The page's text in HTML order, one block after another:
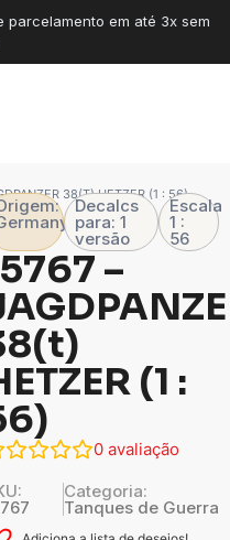
parcelamento em até 3x sem
38(T) HETZER (1 : 56)
Decalcs
para: 1
versão
Escala
1 :
56
–
(1 :
0 avaliação
Categoria:
Tanques de Guerra